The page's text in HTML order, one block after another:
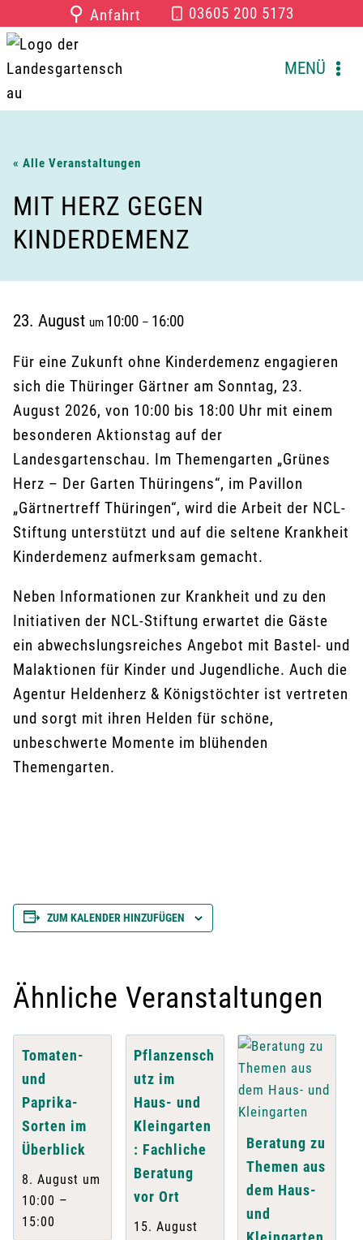
Inhalt
springen
⚲ Anfahrt 03605 200 5173
MENÜ
« Alle Veranstaltungen
MIT HERZ GEGEN
KINDERDEMENZ
23. August um 10:00 – 16:00
Für eine Zukunft ohne Kinderdemenz engagieren
sich die Thüringer Gärtner am Sonntag, 23.
August 2026, von 10:00 bis 18:00 Uhr mit einem
besonderen Aktionstag auf der
Landesgartenschau. Im Themengarten „Grünes
Herz – Der Garten Thüringens“, im Pavillon
„Gärtnertreff Thüringen“, wird die Arbeit der NCL-
Stiftung unterstützt und auf die seltene Krankheit
Kinderdemenz aufmerksam gemacht.
Neben Informationen zur Krankheit und zu den
Initiativen der NCL-Stiftung erwartet die Gäste
ein abwechslungsreiches Angebot mit Bastel- und
Malaktionen für Kinder und Jugendliche. Auch die
Agentur Heldenherz & Königstöchter ist vertreten
und sorgt mit ihren Helden für schöne,
unbeschwerte Momente im blühenden
Themengarten.
ZUM KALENDER HINZUFÜGEN
Ähnliche Veranstaltungen
Tomaten-
und
Paprika-
Sorten im
Überblick
8. August um
10:00 –
15:00
Pflanzensch
utz im
Haus- und
Kleingarten
: Fachliche
Beratung
vor Ort
15. August
Beratung zu
Themen aus
dem Haus-
und